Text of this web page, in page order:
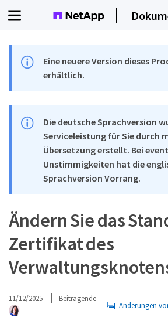
Eine neuere Version dieses
erhältlich.
Die deutsche Sprachversion
Serviceleistung für Sie durch
Übersetzung erstellt. Bei
Unstimmigkeiten hat die
Sprachversion Vorrang.
Ändern Sie das
Zertifikat des
11/12/2025 Beitragende
Änderungen